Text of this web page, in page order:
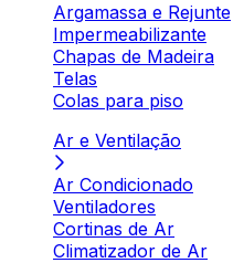
Argamassa e Rejunte
Impermeabilizante
Chapas de Madeira
Telas
Colas para piso
Ar e Ventilação
Ar Condicionado
Ventiladores
Cortinas de Ar
Climatizador de Ar